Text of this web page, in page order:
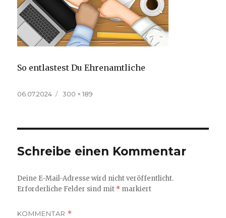
So entlastest Du Ehrenamtliche
Veröffentlicht
06.07.2024
Volle
300 × 189
Schreibe einen Kommentar
Deine E-Mail-Adresse wird nicht veröffentlicht.
Erforderliche Felder sind mit * markiert
KOMMENTAR *